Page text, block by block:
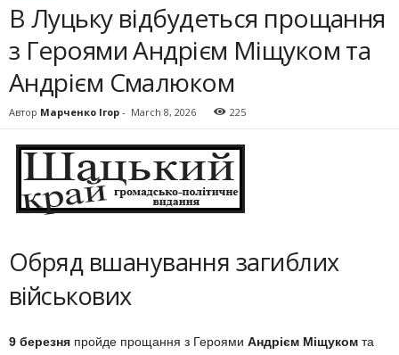
В Луцьку відбудеться прощання
з Героями Андрієм Міщуком та
Андрієм Смалюком
Автор Марченко Ігор - March 8, 2026 225
Обряд вшанування загиблих
військових
9 березня пройде прощання з Героями Андрієм Міщуком та